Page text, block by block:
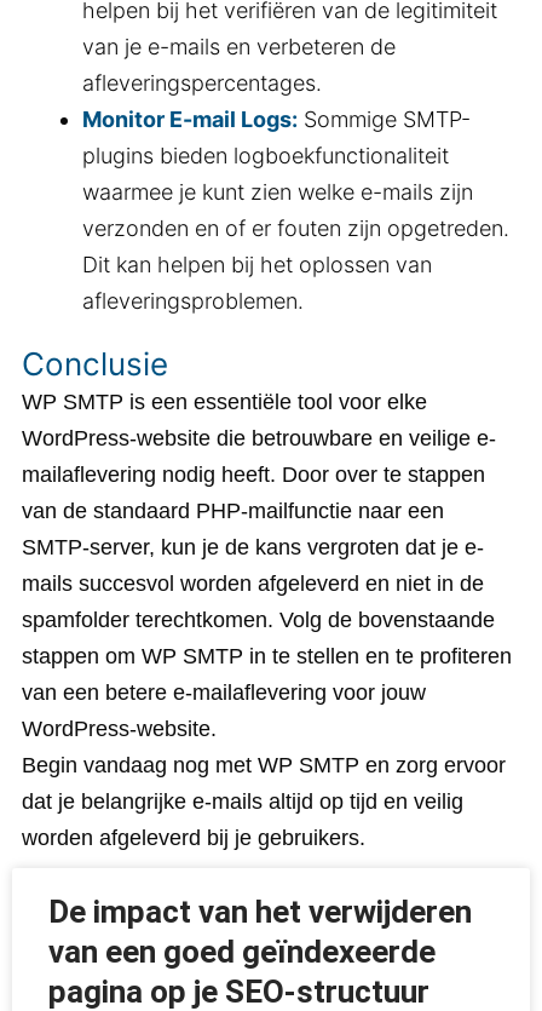
helpen bij het verifiëren van de legitimiteit
van je e-mails en verbeteren de
afleveringspercentages.
Monitor E-mail Logs: Sommige SMTP-
plugins bieden logboekfunctionaliteit
waarmee je kunt zien welke e-mails zijn
verzonden en of er fouten zijn opgetreden.
Dit kan helpen bij het oplossen van
afleveringsproblemen.
Conclusie
WP SMTP is een essentiële tool voor elke
WordPress-website die betrouwbare en veilige e-
mailaflevering nodig heeft. Door over te stappen
van de standaard PHP-mailfunctie naar een
SMTP-server, kun je de kans vergroten dat je e-
mails succesvol worden afgeleverd en niet in de
spamfolder terechtkomen. Volg de bovenstaande
stappen om WP SMTP in te stellen en te profiteren
van een betere e-mailaflevering voor jouw
WordPress-website.
Begin vandaag nog met WP SMTP en zorg ervoor
dat je belangrijke e-mails altijd op tijd en veilig
worden afgeleverd bij je gebruikers.
De impact van het verwijderen
van een goed geïndexeerde
pagina op je SEO-structuur